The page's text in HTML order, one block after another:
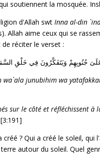
soutiennent la mosquée.
d'Allah swtInna al-din
Allah aime ceux qui se
réciter le verset :
جُنُوبِهِمْ وَيَتَفَكَّرُونَ فِي خَلْقِ
wa`ala junubihim wa
sur le côté et réfléchissent
[3:191]
créé ? Qui a créé le soleil,
autour du soleil. Quel